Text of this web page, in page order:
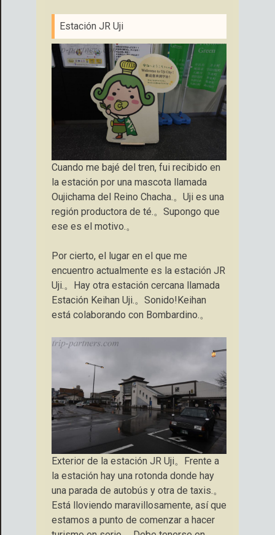
Estación JR Uji
Cuando me bajé del tren, fui recibido en
la estación por una mascota llamada
Oujichama del Reino Chacha.。Uji es una
región productora de té.。Supongo que
ese es el motivo.。
Por cierto, el lugar en el que me
encuentro actualmente es la estación JR
Uji.。Hay otra estación cercana llamada
Estación Keihan Uji.。Sonido!Keihan
está colaborando con Bombardino.。
Exterior de la estación JR Uji。Frente a
la estación hay una rotonda donde hay
una parada de autobús y otra de taxis.。
Está lloviendo maravillosamente, así que
estamos a punto de comenzar a hacer